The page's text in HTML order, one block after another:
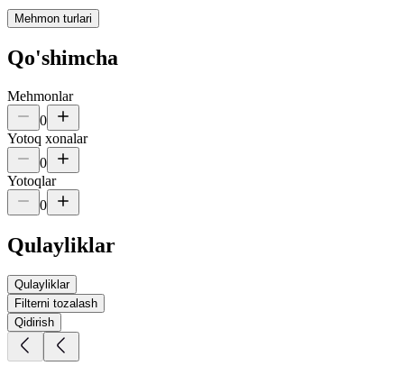
Mehmon turlari
Qo'shimcha
Mehmonlar
0
Yotoq xonalar
0
Yotoqlar
0
Qulayliklar
Qulayliklar
Filterni tozalash
Qidirish